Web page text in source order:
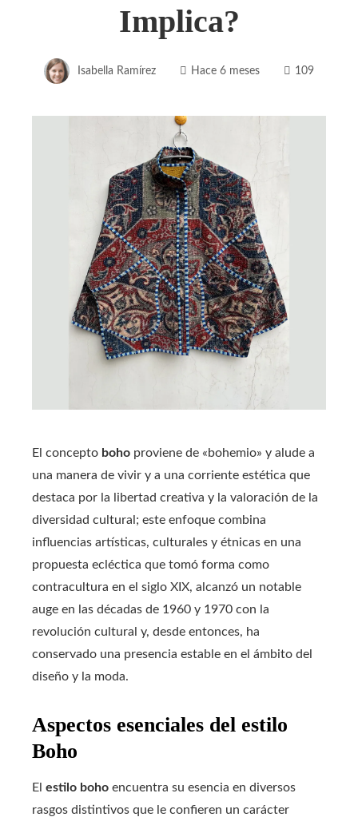
Implica?
Isabella Ramírez Hace 6 meses 109
El concepto boho proviene de «bohemio» y alude a
una manera de vivir y a una corriente estética que
destaca por la libertad creativa y la valoración de la
diversidad cultural; este enfoque combina
influencias artísticas, culturales y étnicas en una
propuesta ecléctica que tomó forma como
contracultura en el siglo XIX, alcanzó un notable
auge en las décadas de 1960 y 1970 con la
revolución cultural y, desde entonces, ha
conservado una presencia estable en el ámbito del
diseño y la moda.
Aspectos esenciales del estilo
Boho
El estilo boho encuentra su esencia en diversos
rasgos distintivos que le confieren un carácter